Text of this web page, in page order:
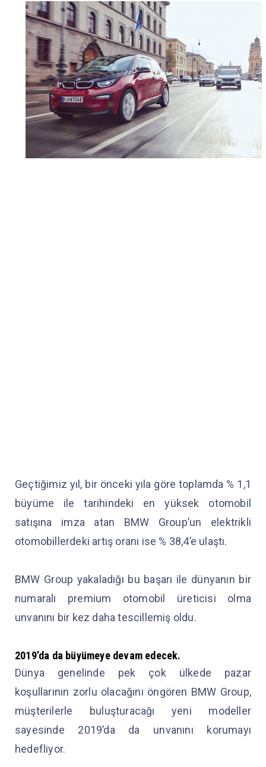
Geçtiğimiz yıl, bir önceki yıla göre toplamda % 1,1
büyüme ile tarihindeki en yüksek otomobil
satışına imza atan BMW Group’un elektrikli
otomobillerdeki artış oranı ise % 38,4’e ulaştı.
BMW Group yakaladığı bu başarı ile dünyanın bir
numaralı premium otomobil üreticisi olma
unvanını bir kez daha tescillemiş oldu.
2019’da da büyümeye devam edecek.
Dünya genelinde pek çok ülkede pazar
koşullarının zorlu olacağını öngören BMW Group,
müşterilerle buluşturacağı yeni modeller
sayesinde 2019’da da unvanını korumayı
hedefliyor.